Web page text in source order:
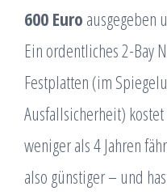
600 Euro ausgegeben
Ein ordentliches 2-Bay
Festplatten (im
Ausfallsicherheit)
weniger als 4 Jahren
also günstiger – und